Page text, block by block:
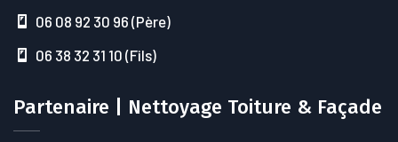
06 08 92 30 96 (Père)
06 38 32 31 10 (Fils)
Partenaire | Nettoyage Toiture & Façade